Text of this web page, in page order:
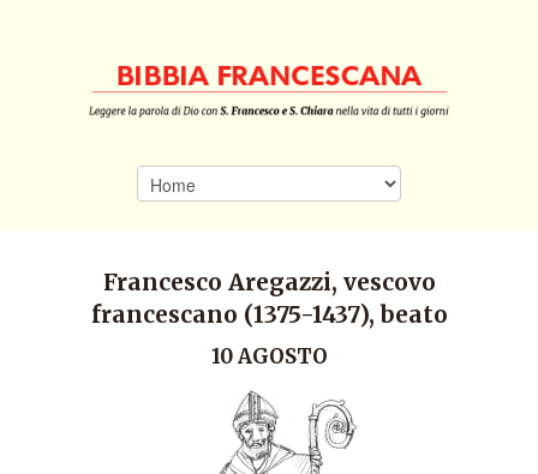
Francesco Aregazzi, vescovo
francescano (1375-1437), beato
10 AGOSTO